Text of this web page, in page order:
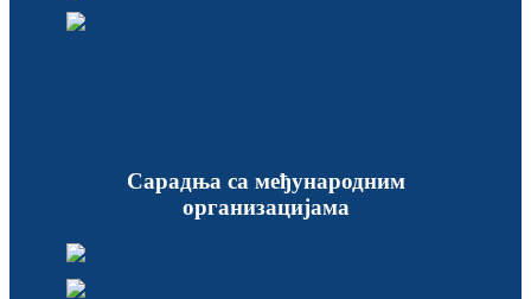
Сарадња са међународним
организацијама